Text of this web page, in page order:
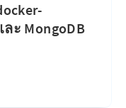
ะ MongoDB